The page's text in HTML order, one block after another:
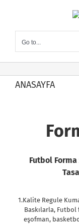
Go to...
ANASAYFA
Futbol
1.Kalite Regule
Baskılarla,
eşofman,